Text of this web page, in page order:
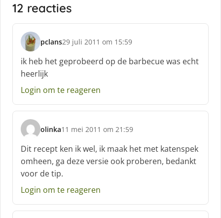
12 reacties
pclans
s
c
h
r
e
f
29 juli 2011 om 15:59
ik heb het geprobeerd op de barbecue was echt
heerlijk
Login om te reageren
olinka
s
c
h
r
e
e
:
11 mei 2011 om 21:59
Dit recept ken ik wel, ik maak het met katenspek
omheen, ga deze versie ook proberen, bedankt
voor de tip.
Login om te reageren